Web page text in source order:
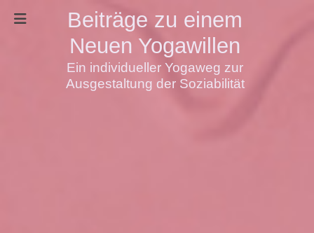
Beiträge zu einem
Neuen Yogawillen
Ein individueller Yogaweg zur
Ausgestaltung der Soziabilität